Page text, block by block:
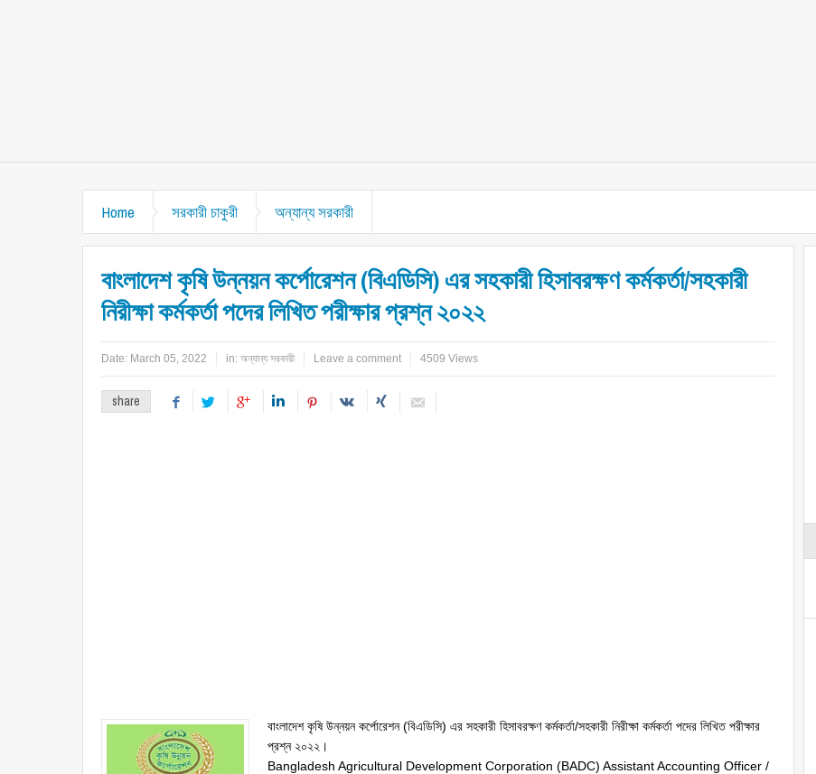
Home সরকারী চাকুরী অন্যান্য সরকারী
বাংলাদেশ কৃষি উন্নয়ন কর্পোরেশন (বিএডিসি) এর সহকারী হিসাবরক্ষণ কর্মকর্তা/সহকারী
নিরীক্ষা কর্মকর্তা পদের লিখিত পরীক্ষার প্রশ্ন ২০২২
Date: March 05, 2022 in: অন্যান্য সরকারী Leave a comment 4509 Views
share
বাংলাদেশ কৃষি উন্নয়ন কর্পোরেশন (বিএডিসি) এর সহকারী হিসাবরক্ষণ কর্মকর্তা/সহকারী নিরীক্ষা কর্মকর্তা পদের লিখিত পরীক্ষার
প্রশ্ন ২০২২।
Bangladesh Agricultural Development Corporation (BADC) Assistant Accounting Officer /